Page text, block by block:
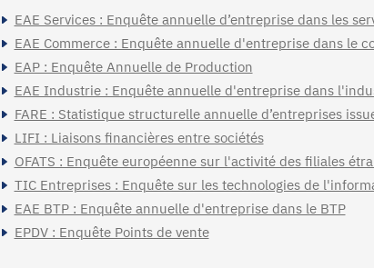
EAE Services : Enquête annuelle d’entreprise dans les
EAE Commerce : Enquête annuelle d'entreprise dans le
EAP : Enquête Annuelle de Production
EAE Industrie : Enquête annuelle d'entreprise dans
FARE : Statistique structurelle annuelle d’entreprises
LIFI : Liaisons financières entre sociétés
OFATS : Enquête européenne sur l'activité des filiales
TIC Entreprises : Enquête sur les technologies de
EAE BTP : Enquête annuelle d'entreprise dans le BTP
EPDV : Enquête Points de vente